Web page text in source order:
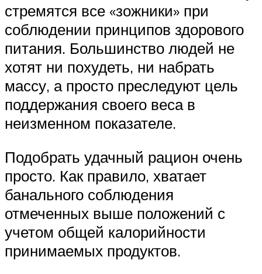
стремятся все «зожники» при
соблюдении принципов здорового
питания. Большинство людей не
хотят ни похудеть, ни набрать
массу, а просто преследуют цель
поддержания своего веса в
неизменном показателе.
Подобрать удачный рацион очень
просто. Как правило, хватает
банального соблюдения
отмеченных выше положений с
учетом общей калорийности
принимаемых продуктов.